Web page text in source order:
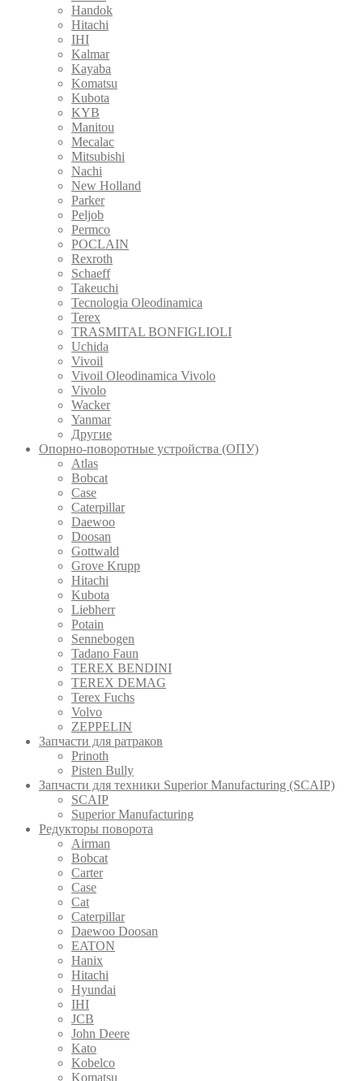
Handok
Hitachi
IHI
Kalmar
Kayaba
Komatsu
Kubota
KYB
Manitou
Mecalac
Mitsubishi
Nachi
New Holland
Parker
Peljob
Permco
POCLAIN
Rexroth
Schaeff
Takeuchi
Tecnologia Oleodinamica
Terex
TRASMITAL BONFIGLIOLI
Uchida
Vivoil
Vivoil Oleodinamica Vivolo
Vivolo
Wacker
Yanmar
Другие
Опорно-поворотные устройства (ОПУ)
Atlas
Bobcat
Case
Caterpillar
Daewoo
Doosan
Gottwald
Grove Krupp
Hitachi
Kubota
Liebherr
Potain
Sennebogen
Tadano Faun
TEREX BENDINI
TEREX DEMAG
Terex Fuchs
Volvo
ZEPPELIN
Запчасти для ратраков
Prinoth
Pistеn Вully
Запчасти для техники Superior Manufacturing (SCAIP)
SCAIP
Superior Manufacturing
Редукторы поворота
Airman
Bobcat
Carter
Case
Cat
Caterpillar
Daewoo Doosan
EATON
Hanix
Hitachi
Hyundai
IHI
JCB
John Deere
Kato
Kobelco
Komatsu